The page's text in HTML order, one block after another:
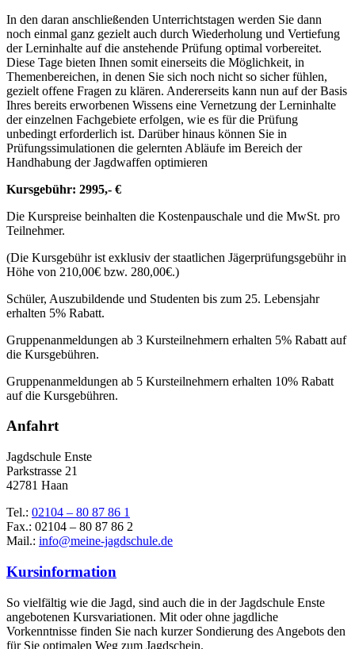
In den daran anschließenden Unterrichtstagen werden Sie dann
noch einmal ganz gezielt auch durch Wiederholung und Vertiefung
der Lerninhalte auf die anstehende Prüfung optimal vorbereitet.
Diese Tage bieten Ihnen somit einerseits die Möglichkeit, in
Themenbereichen, in denen Sie sich noch nicht so sicher fühlen,
gezielt offene Fragen zu klären. Andererseits kann nun auf der Basis
Ihres bereits erworbenen Wissens eine Vernetzung der Lerninhalte
der einzelnen Fachgebiete erfolgen, wie es für die Prüfung
unbedingt erforderlich ist. Darüber hinaus können Sie in
Prüfungssimulationen die gelernten Abläufe im Bereich der
Handhabung der Jagdwaffen optimieren
Kursgebühr: 2995,- €
Die Kurspreise beinhalten die Kostenpauschale und die MwSt. pro
Teilnehmer.
(Die Kursgebühr ist exklusiv der staatlichen Jägerprüfungsgebühr in
Höhe von 210,00€ bzw. 280,00€.)
Schüler, Auszubildende und Studenten bis zum 25. Lebensjahr
erhalten 5% Rabatt.
Gruppenanmeldungen ab 3 Kursteilnehmern erhalten 5% Rabatt auf
die Kursgebühren.
Gruppenanmeldungen ab 5 Kursteilnehmern erhalten 10% Rabatt
auf die Kursgebühren.
Anfahrt
Jagdschule Enste
Parkstrasse 21
42781 Haan
Tel.: 02104 – 80 87 86 1
Fax.: 02104 – 80 87 86 2
Mail.: info@meine-jagdschule.de
Kursinformation
So vielfältig wie die Jagd, sind auch die in der Jagdschule Enste
angebotenen Kursvariationen. Mit oder ohne jagdliche
Vorkenntnisse finden Sie nach kurzer Sondierung des Angebots den
für Sie optimalen Weg zum Jagdschein.